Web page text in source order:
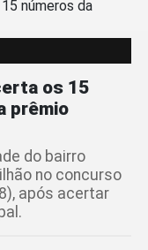
os 15
prêmio
do bairro
no concurso
após acertar